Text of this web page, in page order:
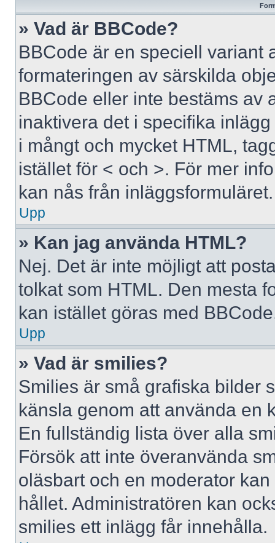
» Vad är BBCode?
BBCode är en speciell variant
formateringen av särskilda
BBCode eller inte bestäms av
inaktivera det i specifika
i mångt och mycket HTML,
istället för < och >. För mer
kan nås från inläggsformuläret.
Upp
» Kan jag använda HTML?
Nej. Det är inte möjligt att
tolkat som HTML. Den mesta
kan istället göras med
Upp
» Vad är smilies?
Smilies är små grafiska bilder
känsla genom att använda en
En fullständig lista över alla
Försök att inte överanvända
oläsbart och en moderator
hållet. Administratören kan
smilies ett inlägg får innehålla.